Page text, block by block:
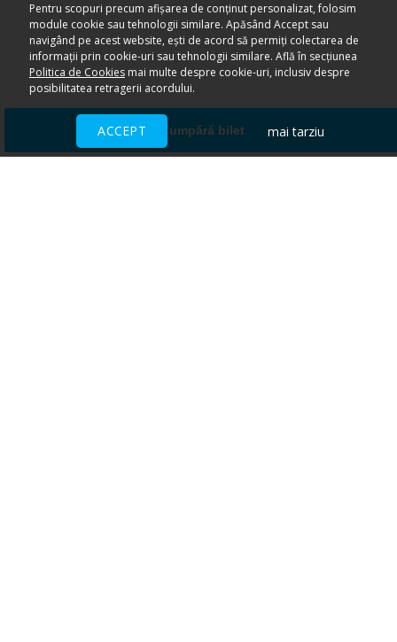
Cumpără bilet
Pentru scopuri precum afișarea de conținut personalizat, folosim
module cookie sau tehnologii similare. Apăsând Accept sau
navigând pe acest website, ești de acord să permiți colectarea de
informații prin cookie-uri sau tehnologii similare. Află în secțiunea
Politica de Cookiesmai multe despre cookie-uri, inclusiv despre
posibilitatea retragerii acordului.
ACCEPT mai tarziu